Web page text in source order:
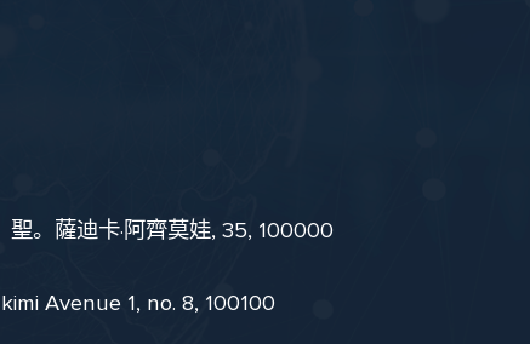
。薩迪卡·阿齊莫娃, 35, 100000
Avenue 1, no. 8, 100100